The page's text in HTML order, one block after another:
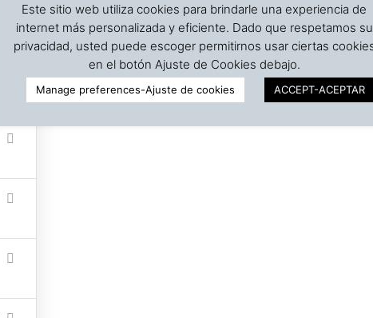
Este sitio web utiliza cookies para brindarle una experiencia de
internet más personalizada y eficiente. Dado que respetamos su
privacidad, usted puede escoger permitirnos usar ciertas
en el botón Ajuste de Cookies debajo.
Manage preferences-Ajuste de cookies ACCEPT-ACEPTAR